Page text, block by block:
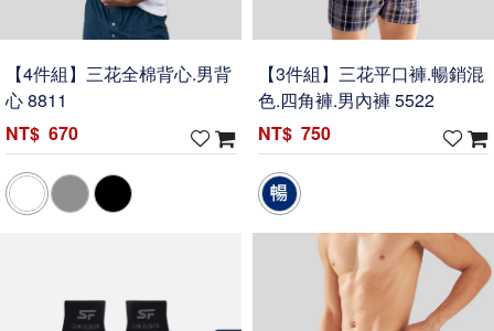
【4件組】三花全棉背心.男背
心 8811
670
【3件組】三花平口褲.暢銷混
色.四角褲.男內褲 5522
750